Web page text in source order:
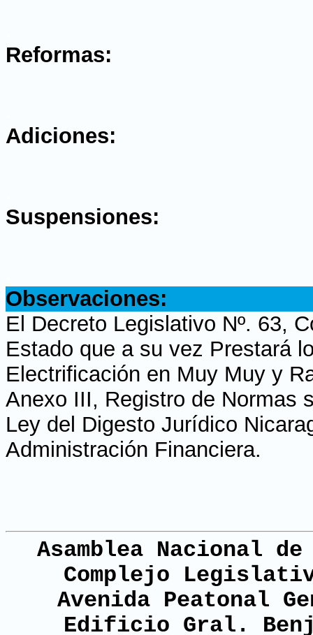
Reformas:
Adiciones:
Suspensiones:
Observaciones:
El Decreto Legislativo Nº. 63,
Estado que a su vez Prestará
Electrificación en Muy Muy y
Anexo III, Registro de Normas
Ley del Digesto Jurídico
Administración Financiera.
Asamblea Nacional
Complejo
Avenida Peatonal
Edificio Gral.